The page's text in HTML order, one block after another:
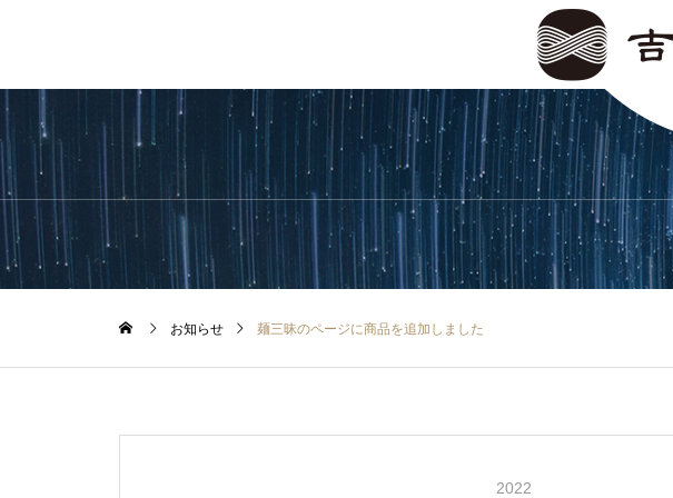
お知らせ 麺三昧のページに商品を追加しました
2022